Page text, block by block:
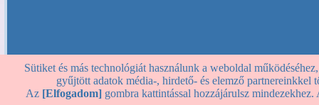
Sütiket és más technológiát használunk a weboldal
gyűjtött adatok média-, hirdető- és elemző partnereinkkel
Az [Elfogadom] gombra kattintással hozzájárulsz